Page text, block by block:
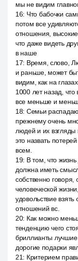
мы не видим
16: Что бабочки
потом все
отношения,
что даже видеть
в наше
17: Время, слово,
и раньше, может
видим, как на
1000 лет назад,
все меньше и
18: Семьи
прежнему очень
людей и их
это назвать
всем.
19: В том, что
должна иметь
собственно
человеческой
удовольствие взять
отношений вс.
20: Как можно
тенденцию чего
бриллианты
дорогие подарки
21: Критерием